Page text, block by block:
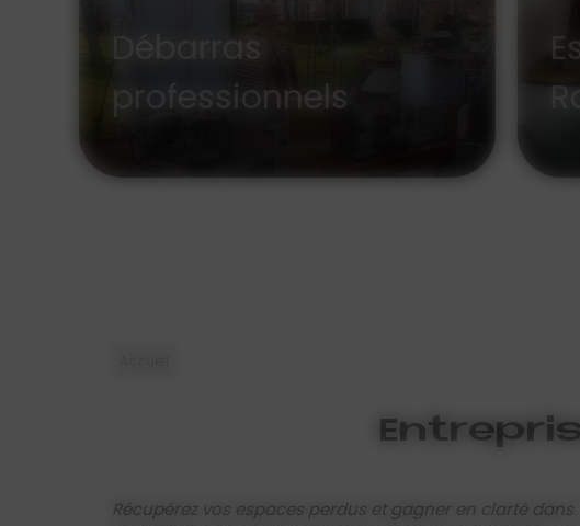
Estimation
Rachat antiquité
Récupérez vos espaces perdus et gagner en clarté